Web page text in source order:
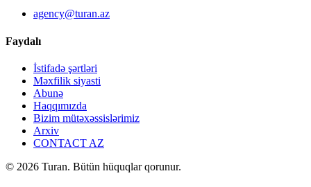
agency@turan.az
Faydalı
İstifadə şərtləri
Məxfilik siyasti
Abunə
Haqqımızda
Bizim mütəxəssislərimiz
Arxiv
CONTACT AZ
© 2026 Turan. Bütün hüquqlar qorunur.